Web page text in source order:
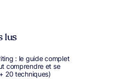
lus
: le guide complet
comprendre et se
20 techniques)